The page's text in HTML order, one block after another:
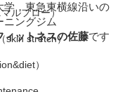
ルフロー）
skin stretch）
）
学，東急東横線沿いの
ニングジム
ィットネスの佐藤です